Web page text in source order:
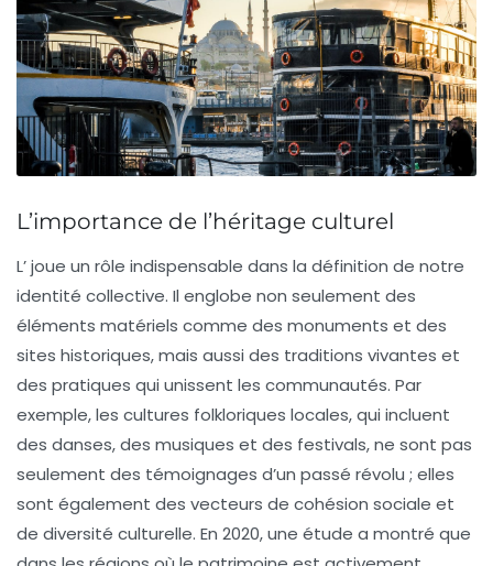
L’importance de l’héritage culturel
L’joue un rôle indispensable dans la définition de notre
identité collective. Il englobe non seulement des
éléments matériels comme des monuments et des
sites historiques, mais aussi des traditions vivantes et
des pratiques qui unissent les communautés. Par
exemple, les cultures folkloriques locales, qui incluent
des danses, des musiques et des festivals, ne sont pas
seulement des témoignages d’un passé révolu ; elles
sont également des vecteurs de cohésion sociale et
de diversité culturelle. En 2020, une étude a montré que